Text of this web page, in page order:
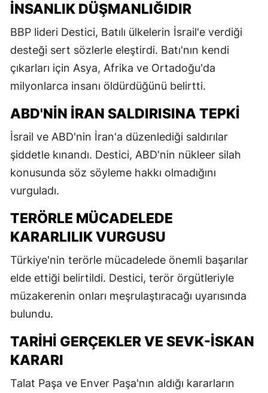
İNSANLIK DÜŞMANLIĞIDIR
BBP lideri Destici, Batılı ülkelerin İsrail'e verdiği
desteği sert sözlerle eleştirdi. Batı'nın kendi
çıkarları için Asya, Afrika ve Ortadoğu'da
milyonlarca insanı öldürdüğünü belirtti.
ABD'NIN İRAN SALDIRISINA TEPKI
İsrail ve ABD'nin İran'a düzenlediği saldırılar
şiddetle kınandı. Destici, ABD'nin nükleer silah
konusunda söz söyleme hakkı olmadığını
vurguladı.
TERÖRLE MÜCADELEDE
KARARLILIK VURGUSU
Türkiye'nin terörle mücadelede önemli başarılar
elde ettiği belirtildi. Destici, terör örgütleriyle
müzakerenin onları meşrulaştıracağı uyarısında
bulundu.
TARIHI GERÇEKLER VE SEVK-İSKAN
KARARI
Talat Paşa ve Enver Paşa'nın aldığı kararların